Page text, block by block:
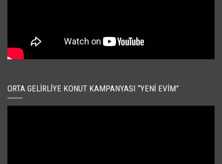
ORTA GELIRLIYE KONUT KAMPANYASI “YENI EVIM”